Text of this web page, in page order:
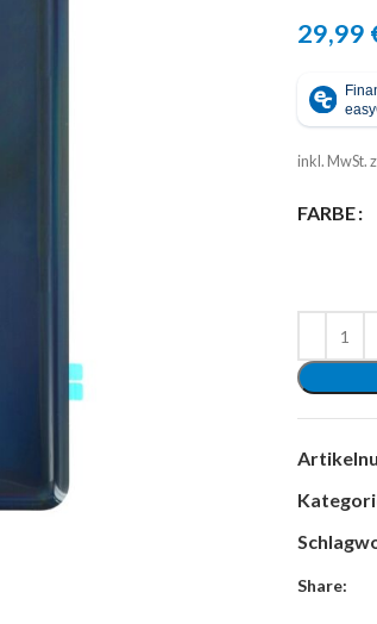
29,99
inkl. MwSt.
FARBE
Share: